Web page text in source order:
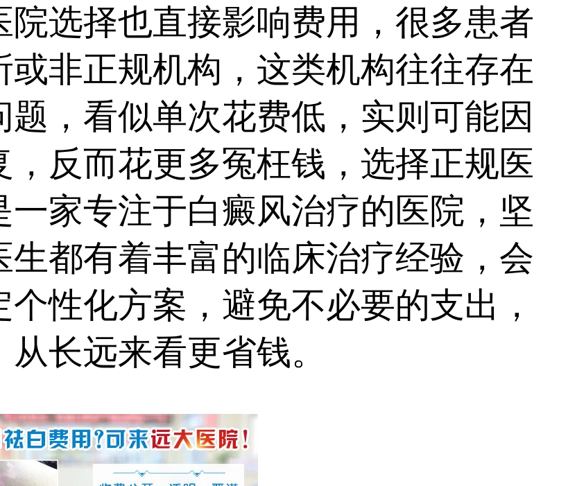
选择也直接影响费用，很多患者
非正规机构，这类机构往往存在
，看似单次花费低，实则可能因
反而花更多冤枉钱，选择正规医
家专注于白癜风治疗的医院，坚
都有着丰富的临床治疗经验，会
性化方案，避免不必要的支出，
长远来看更省钱。